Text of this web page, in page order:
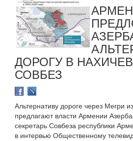
ДОРОГУ В
СОВБЕЗ
Альтернативу дороге через Мегри
предлагают власти Армении
секретарь Совбеза республики
в интервью Общественному